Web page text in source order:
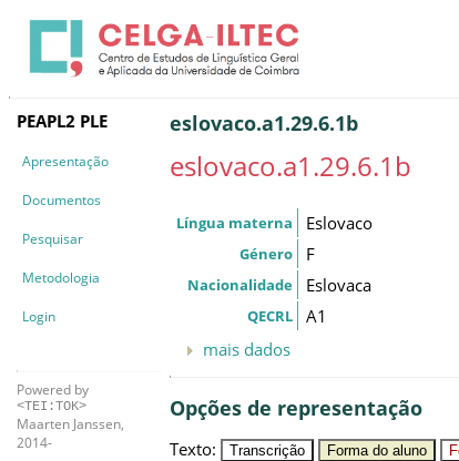
PEAPL2 PLE
Apresentação
Documentos
Pesquisar
Metodologia
Login
Powered by
<TEI:TOK>
Maarten Janssen,
2014-
eslovaco.a1.29.6.1b
eslovaco.a1.29.6.1b
Língua materna Eslovaco
Género F
Nacionalidade Eslovaca
QECRL
A1
mais dados
Opções de representação
Texto: Transcrição Forma do aluno